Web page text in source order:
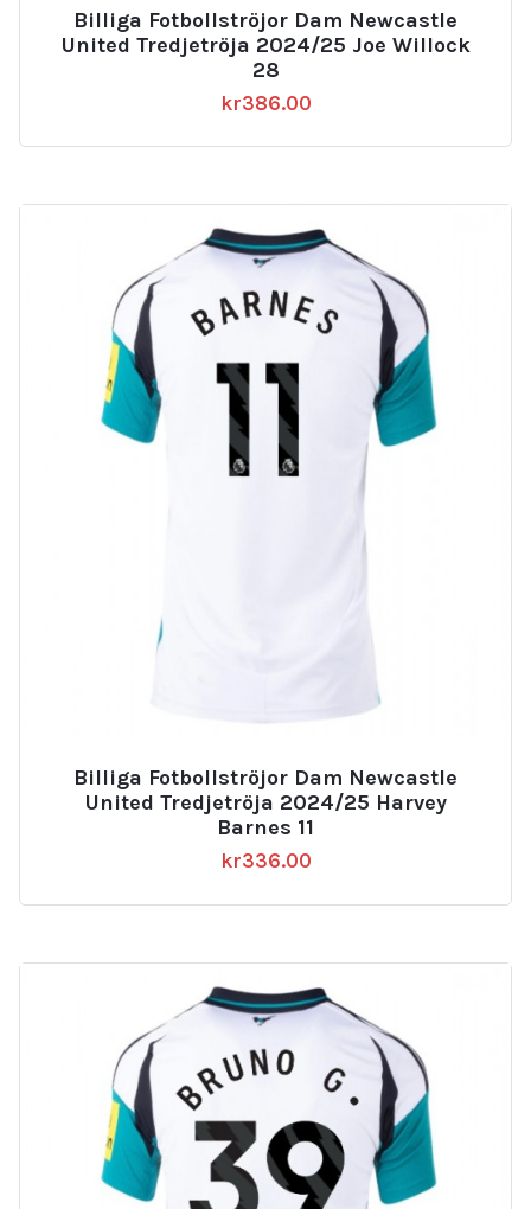
Billiga Fotbollströjor Dam Newcastle
United Tredjetröja 2024/25 Joe Willock
28
kr386.00
Billiga Fotbollströjor Dam Newcastle
United Tredjetröja 2024/25 Harvey
Barnes 11
kr336.00